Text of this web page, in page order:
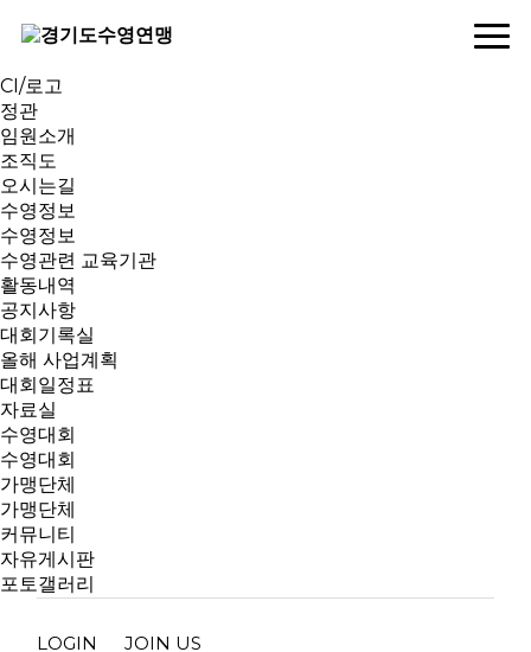
인사말
CI/로고
정관
임원소개
조직도
오시는길
수영정보
수영정보
수영관련 교육기관
활동내역
공지사항
대회기록실
올해 사업계획
대회일정표
자료실
수영대회
수영대회
가맹단체
가맹단체
커뮤니티
자유게시판
포토갤러리
LOGIN JOIN US